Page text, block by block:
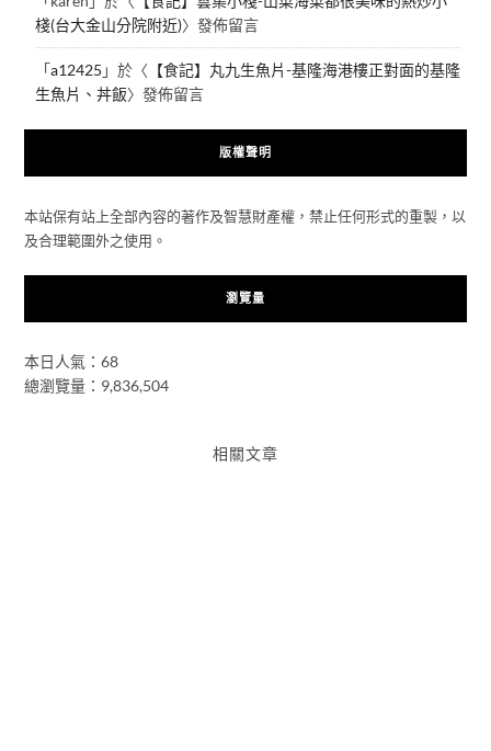
棧(台大金山分院附近)〉發佈留言
「a12425 」於〈 【食記】丸九生魚片-基隆海港樓正對面的基隆
生魚片、丼飯〉發佈留言
版權聲明
本站保有站上全部內容的著作及智慧財產權，禁止任何形式的重製，以
及合理範圍外之使用。
瀏覽量
本日人氣：68
總瀏覽量：9,836,504
相關文章